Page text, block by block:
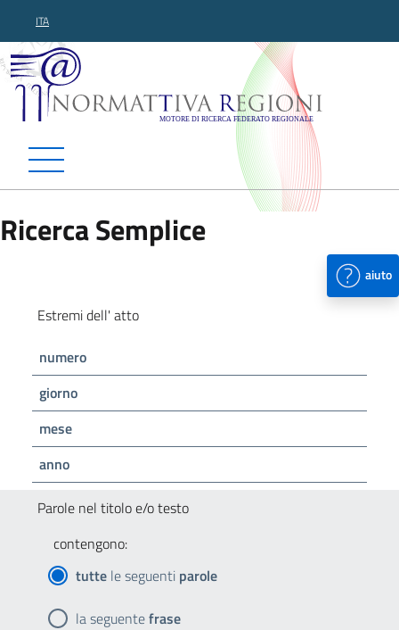
ITA
Normattiva Regioni -
Ricerca Semplice
aiuto
Estremi dell' atto
numero
giorno
mese
anno
Parole nel titolo e/o testo
contengono:
tutte le seguenti parole
la seguentefrase